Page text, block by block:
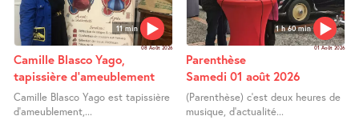
11 min
08 Août 2026
Camille Blasco Yago,
tapissière d’ameublement
Camille Blasco Yago est tapissière
d’ameublement,...
1 h 60 min
01 Août 2026
Parenthèse
Samedi 01 août 2026
(Parenthèse) c’est deux heures de
musique, d’actualité...